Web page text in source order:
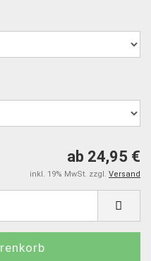
ab 24,95 €
inkl. 19% MwSt. zzgl. Versand